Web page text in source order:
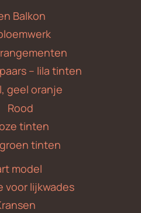
Balkon
– lila tinten
geel oranje
Rood
tinten
tinten
model
voor lijkwades